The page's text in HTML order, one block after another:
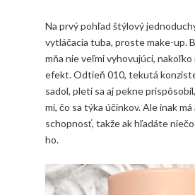
Na prvý pohľad štýlový
vytláčacia tuba, proste make-up.
mňa nie veľmi vyhovujúci, nakoľko
efekt. Odtieň 010, tekutá
sadol, pleti sa aj pekne
mi, čo sa týka účinkov. Ale inak
schopnosť, takže ak hľadáte
ho.